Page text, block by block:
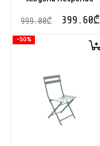
999.00₾ 399.60₾
-50%